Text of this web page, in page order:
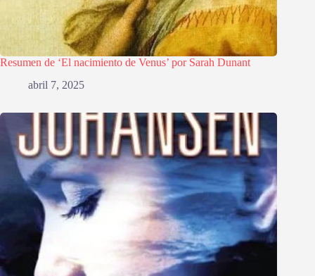
Resumen de ‘El nacimiento de Venus’ por Sarah Dunant
abril 7, 2025